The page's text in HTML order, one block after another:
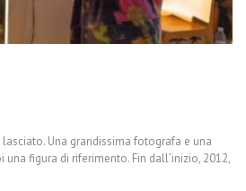
Una grandissima fotografa e una
una figura di riferimento. Fin dall’inizio, 2012,